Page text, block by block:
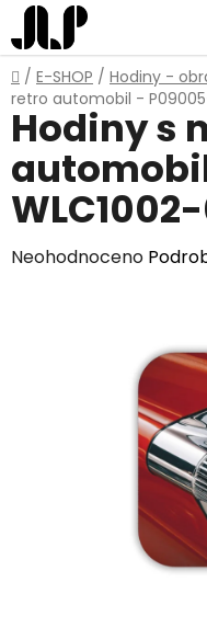
Přejít
na
obsah
Domů
/ E-SHOP / Hodiny -
retro automobil -
Hodiny s
Průměrné
Neohodnoceno